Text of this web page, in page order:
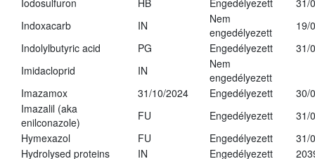
Iodosulfuron
HB Engedélyezett
31/
Indoxacarb
IN
Nem
engedélyezett
19/
Indolylbutyric acid
PG Engedélyezett
31/
Imidacloprid
IN
Nem
engedélyezett
Imazamox
31/10/2024 Engedélyezett
30/
Imazalil (aka
enilconazole)
FU Engedélyezett
31/
Hymexazol
FU Engedélyezett
31/
Hydrolysed proteins
IN Engedélyezett